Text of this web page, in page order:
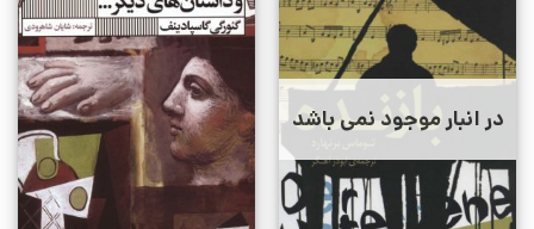
در انبار موجود نمی باشد